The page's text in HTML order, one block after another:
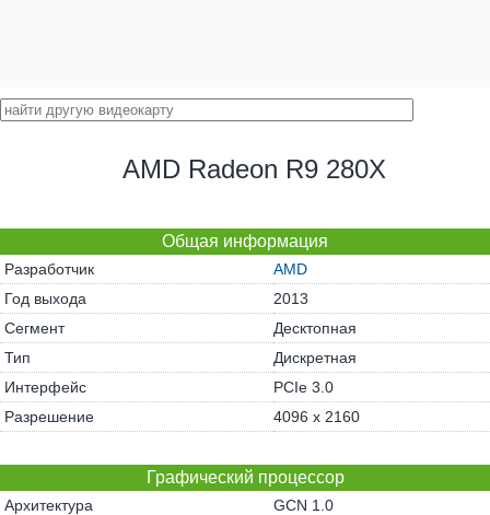
AMD Radeon R9 280X
Общая информация
Разработчик
AMD
Год выхода
2013
Сегмент
Десктопная
Тип
Дискретная
Интерфейс
PCIe 3.0
Разрешение
4096 x 2160
Графический процессор
Архитектура
GCN 1.0